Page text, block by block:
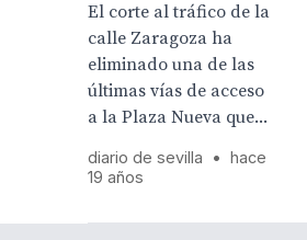
El corte al tráfico de la
calle Zaragoza ha
eliminado una de las
últimas vías de acceso
a la Plaza Nueva que...
diario de sevilla •
hace
19 años